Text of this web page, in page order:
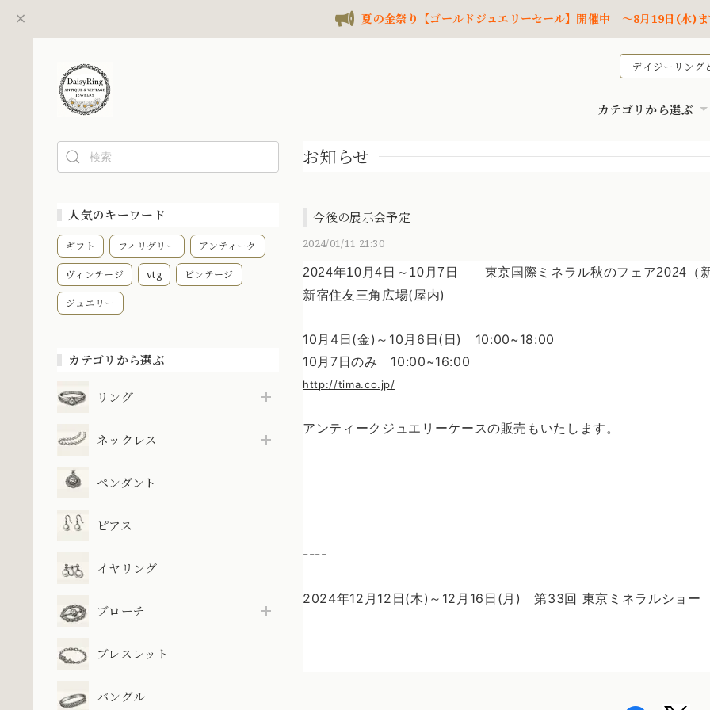
夏の金祭り【ゴールドジュエリーセール】開催中 ～8月19日(水)
デイジーリング
カテゴリから選ぶ
人気のキーワード
ギフト フィリグリー アンティーク
ヴィンテージ vtg ビンテージ
ジュエリー
カテゴリから選ぶ
リング
ネックレス
ペンダント
ピアス
イヤリング
ブローチ
ブレスレット
バングル
お知らせ
今後の展示会予定
2024/01/11 21:30
2024年10月4日～10月7日 東京国際ミネラル秋のフェア2024（
新宿住友三角広場(屋内)
10月4日(金)～10月6日(日) 10:00~18:00
10月7日のみ
10:00~16:00
http://tima.co.jp/
アンティークジュエリーケースの販売もいたします。
----
2024年12月12日(木)～12月16日(月) 第33回 東京ミネラルショ